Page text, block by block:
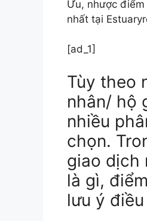
Ưu, nhược điểm
nhất tại
[ad_1]
Tùy theo
nhân/ hộ
nhiều
chọn.
giao dịch
là gì,
lưu ý